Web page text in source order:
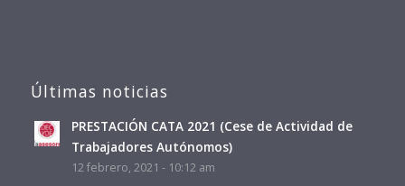
Últimas noticias
PRESTACIÓN CATA 2021 (Cese de Actividad de
Trabajadores Autónomos)
12 febrero, 2021 - 10:12 am